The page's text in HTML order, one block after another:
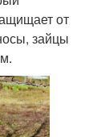
от
зайцы